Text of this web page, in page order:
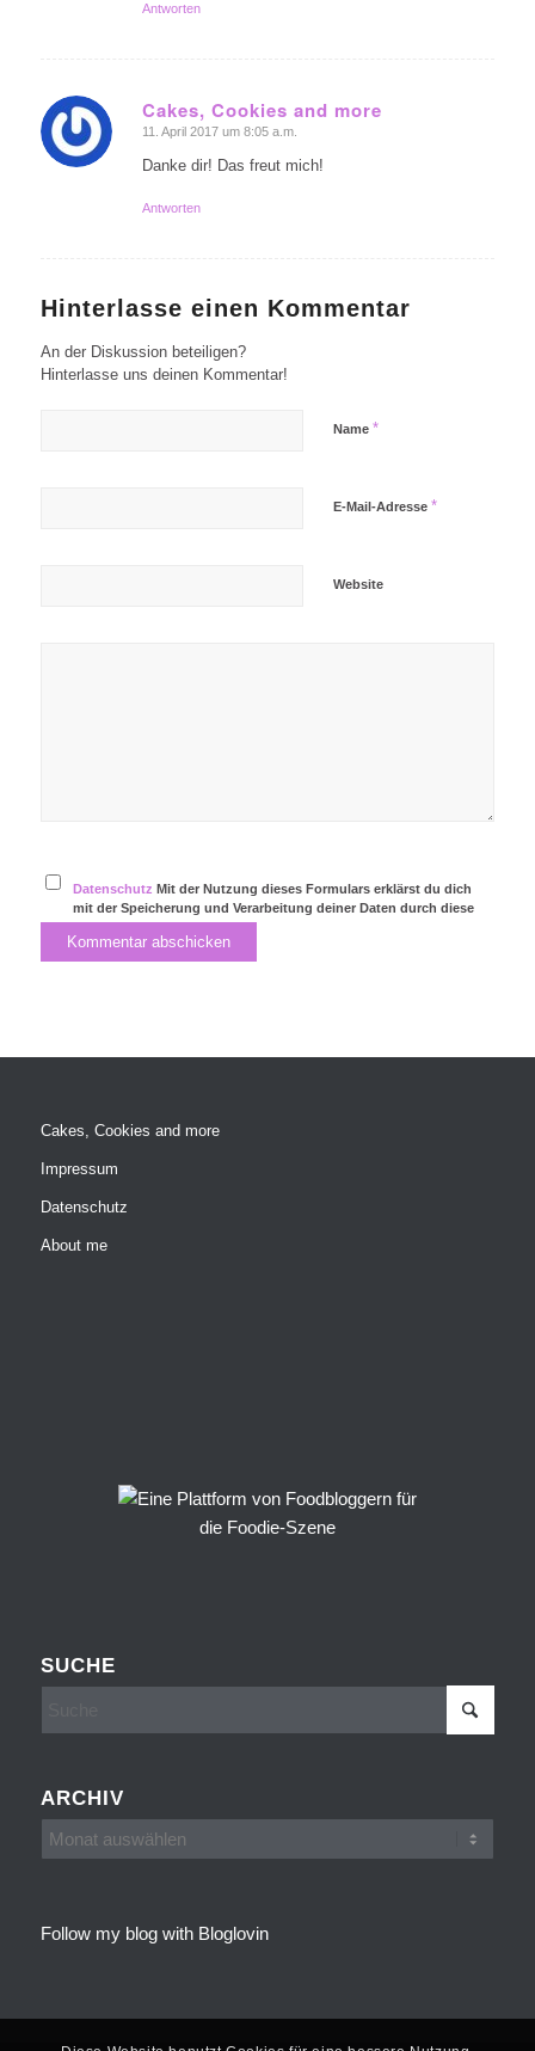
Antworten
Cakes, Cookies and more
sagte:
11. April 2017 um 8:05 a.m.
Danke dir! Das freut mich!
Antworten
Hinterlasse einen Kommentar
An der Diskussion beteiligen?
Hinterlasse uns deinen Kommentar!
Name *
E-Mail-Adresse *
Website
Datenschutz Mit der Nutzung dieses Formulars erklärst du dich
mit der Speicherung und Verarbeitung deiner Daten durch diese
Cakes, Cookies and more
Impressum
Datenschutz
About me
SUCHE
ARCHIV
Follow my blog with Bloglovin